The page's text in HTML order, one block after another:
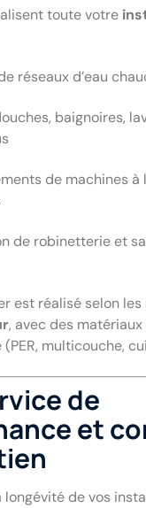
toute votre
réseaux d’eau
baignoires,
de machines à
de robinetterie et
est réalisé selon les
, avec des
multicouche,
de
et
longévité de vos